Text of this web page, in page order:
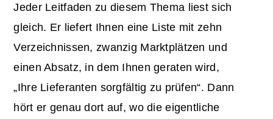
Jeder Leitfaden zu diesem Thema liest sich
gleich. Er liefert Ihnen eine Liste mit zehn
Verzeichnissen, zwanzig Marktplätzen und
einen Absatz, in dem Ihnen geraten wird,
„Ihre Lieferanten sorgfältig zu prüfen“. Dann
hört er genau dort auf, wo die eigentliche